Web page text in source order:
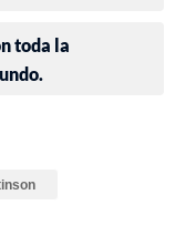
toda la